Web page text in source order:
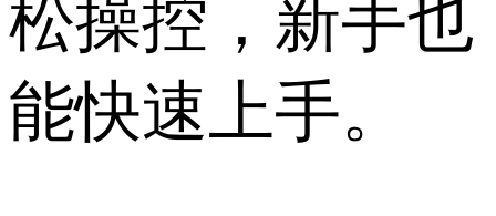
松操控，新手也
能快速上手。